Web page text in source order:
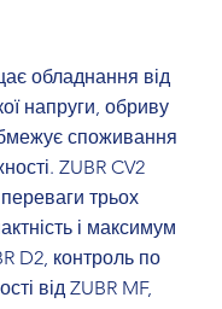
обладнання від
напруги, обриву
споживання
ZUBR CV2
трьох
і максимум
D2, контроль по
від ZUBR MF,